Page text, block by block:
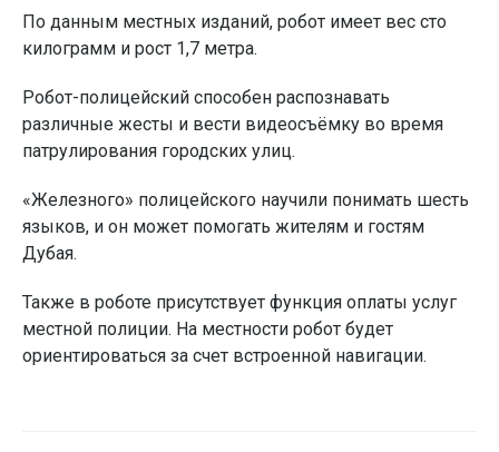
По данным местных изданий, робот имеет вес сто
килограмм и рост 1,7 метра.
Робот-полицейский способен распознавать
различные жесты и вести видеосъёмку во время
патрулирования городских улиц.
«Железного» полицейского научили понимать шесть
языков, и он может помогать жителям и гостям
Дубая.
Также в роботе присутствует функция оплаты услуг
местной полиции. На местности робот будет
ориентироваться за счет встроенной навигации.